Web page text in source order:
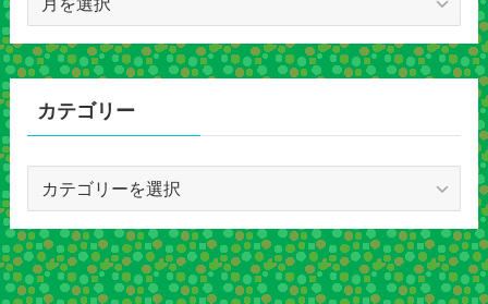
カ
イ
カテゴリー
ゴ
リ
ー